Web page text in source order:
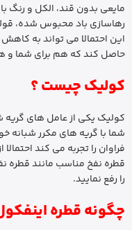
مایعی بدون قند، الکل و رنگ
رهاسازی باد محبوس شده،
این احتمالا می تواند به
حاصل کند که هم برای شما و
کولیک چیست ؟
کولیک یکی از عامل های گریه
شما با گریه های مکرر شبانه
فراوان را تجربه می کند
قطره نفخ مناسب مانند قطره
را رفع نمایید.
چگونه قطره